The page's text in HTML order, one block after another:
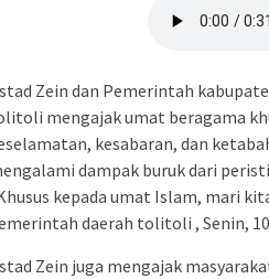
Zein dan Pemerintah
mengajak umat beragama
kesabaran, dan
dampak buruk dari
kepada umat Islam, mari
daerah tolitoli , Senin,
Zein juga mengajak
RANTAI COVID-19 #dirumah-